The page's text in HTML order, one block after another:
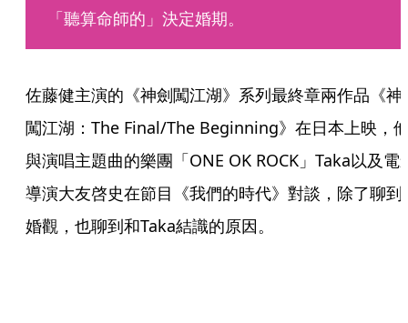
「聽算命師的」決定婚期。
佐藤健主演的《神劍闖江湖》系列最終章兩作品《神
闖江湖：The Final/The Beginning》在日本上映，
與演唱主題曲的樂團「ONE OK ROCK」Taka以及電
導演大友啓史在節目《我們的時代》對談，除了聊到
婚觀，也聊到和Taka結識的原因。